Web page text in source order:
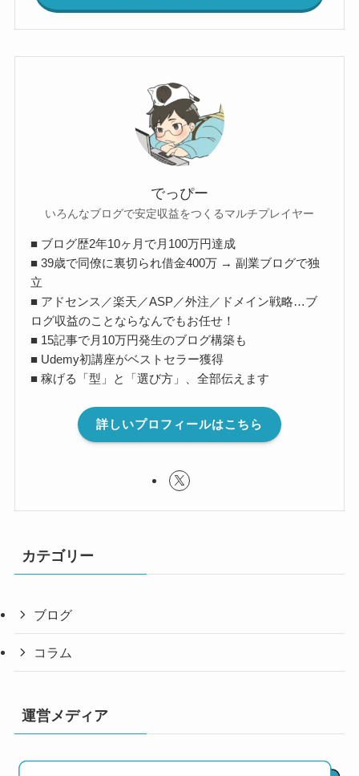
でっぴー
いろんなブログで安定収益をつくるマルチプレイヤー
■ ブログ歴2年10ヶ月で月100万円達成
■ 39歳で同僚に裏切られ借金400万 → 副業ブログで独
立
■ アドセンス／楽天／ASP／外注／ドメイン戦略…ブ
ログ収益のことならなんでもお任せ！
■ 15記事で月10万円発生のブログ構築も
■ Udemy初講座がベストセラー獲得
■ 稼げる「型」と「選び方」、全部伝えます
詳しいプロフィールはこちら
カテゴリー
ブログ
コラム
運営メディア